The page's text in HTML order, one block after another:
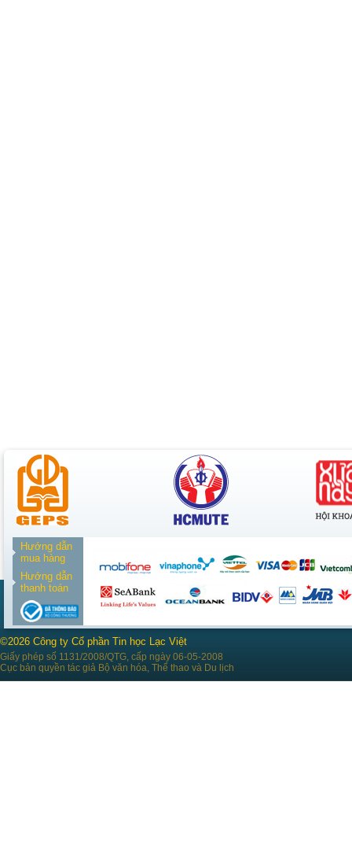
Hướng dẫn
mua hàng
Hướng dẫn
thanh toán
©2026 Công ty Cổ phần Tin học Lạc Việt
Giấy phép số 1131/2008/QTG, cấp ngày 06-05-2008
Cục bản quyền tác giả Bộ văn hóa, Thể thao và Du lịch